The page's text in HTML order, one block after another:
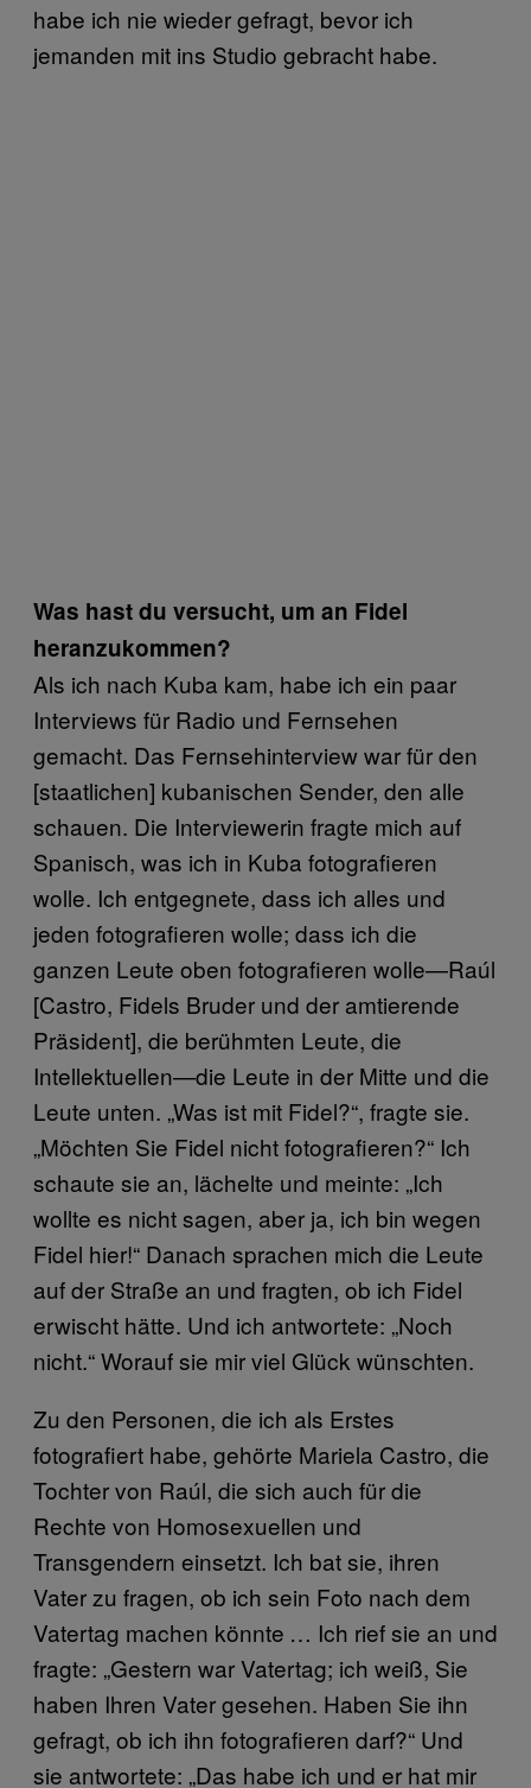
habe ich nie wieder gefragt, bevor ich
jemanden mit ins Studio gebracht habe.
Was hast du versucht, um an Fidel
heranzukommen?
Als ich nach Kuba kam, habe ich ein paar
Interviews für Radio und Fernsehen
gemacht. Das Fernsehinterview war für den
[staatlichen] kubanischen Sender, den alle
schauen. Die Interviewerin fragte mich auf
Spanisch, was ich in Kuba fotografieren
wolle. Ich entgegnete, dass ich alles und
jeden fotografieren wolle; dass ich die
ganzen Leute oben fotografieren wolle—Raúl
[Castro, Fidels Bruder und der amtierende
Präsident], die berühmten Leute, die
Intellektuellen—die Leute in der Mitte und die
Leute unten. „Was ist mit Fidel?“, fragte sie.
„Möchten Sie Fidel nicht fotografieren?“ Ich
schaute sie an, lächelte und meinte: „Ich
wollte es nicht sagen, aber ja, ich bin wegen
Fidel hier!“ Danach sprachen mich die Leute
auf der Straße an und fragten, ob ich Fidel
erwischt hätte. Und ich antwortete: „Noch
nicht.“ Worauf sie mir viel Glück wünschten.
Zu den Personen, die ich als Erstes
fotografiert habe, gehörte Mariela Castro, die
Tochter von Raúl, die sich auch für die
Rechte von Homosexuellen und
Transgendern einsetzt. Ich bat sie, ihren
Vater zu fragen, ob ich sein Foto nach dem
Vatertag machen könnte … Ich rief sie an und
fragte: „Gestern war Vatertag; ich weiß, Sie
haben Ihren Vater gesehen. Haben Sie ihn
gefragt, ob ich ihn fotografieren darf?“ Und
sie antwortete: „Das habe ich und er hat mir